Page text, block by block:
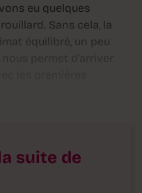
eu quelques
Sans cela, la
équilibré, un peu
suite de